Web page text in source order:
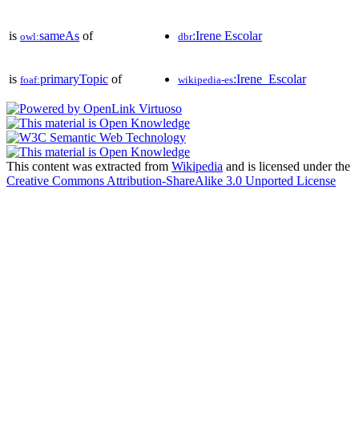
is owl:sameAs of dbr:Irene Escolar
is foaf:primaryTopic of wikipedia-es:Irene_Escolar
This content was extracted from Wikipedia and is licensed under the
Creative Commons Attribution-ShareAlike 3.0 Unported License